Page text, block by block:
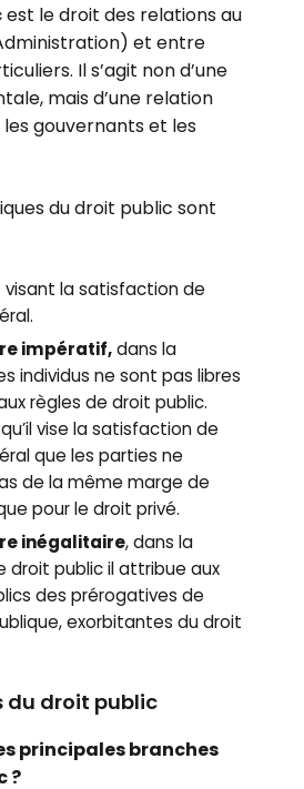
est le droit des relations au
et entre
Il s’agit non d’une
mais d’une relation
gouvernants et les
du droit public sont
visant la satisfaction de
impératif,dans la
individus ne sont pas libres
règles de droit public.
vise la satisfaction de
que les parties ne
de la même marge de
pour le droit privé.
inégalitaire, dans la
droit public il attribue aux
des prérogatives de
exorbitantes du droit
du droit public
principales branches
?